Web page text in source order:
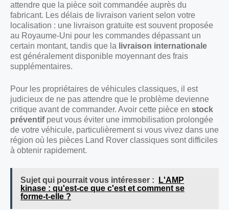
attendre que la pièce soit commandée auprès du
fabricant. Les délais de livraison varient selon votre
localisation : une livraison gratuite est souvent proposée
au Royaume-Uni pour les commandes dépassant un
certain montant, tandis que la livraison internationale
est généralement disponible moyennant des frais
supplémentaires.
Pour les propriétaires de véhicules classiques, il est
judicieux de ne pas attendre que le problème devienne
critique avant de commander. Avoir cette pièce en stock
préventifpeut vous éviter une immobilisation prolongée
de votre véhicule, particulièrement si vous vivez dans une
région où les pièces Land Rover classiques sont difficiles
à obtenir rapidement.
Sujet qui pourrait vous intéresser :
L'AMP
kinase : qu'est-ce que c'est et comment se
forme-t-elle ?